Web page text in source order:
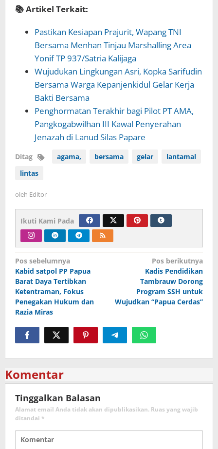
📚 Artikel Terkait:
Pastikan Kesiapan Prajurit, Wapang TNI
Bersama Menhan Tinjau Marshalling Area
Yonif TP 937/Satria Kalijaga
Wujudukan Lingkungan Asri, Kopka Sarifudin
Bersama Warga Kepanjenkidul Gelar Kerja
Bakti Bersama
Penghormatan Terakhir bagi Pilot PT AMA,
Pangkogabwilhan III Kawal Penyerahan
Jenazah di Lanud Silas Papare
Ditag agama, bersama gelar
lantamal
lintas
oleh Editor
Ikuti Kami Pada
Navigasi
pos
Pos sebelumnya
Kabid satpol PP Papua
Barat Daya Tertibkan
Ketentraman, Fokus
Penegakan Hukum dan
Razia Miras
Pos berikutnya
Kadis Pendidikan
Tambrauw Dorong
Program SSH untuk
Wujudkan “Papua Cerdas”
Komentar
Tinggalkan Balasan
Alamat email Anda tidak akan dipublikasikan. Ruas yang wajib
ditandai *